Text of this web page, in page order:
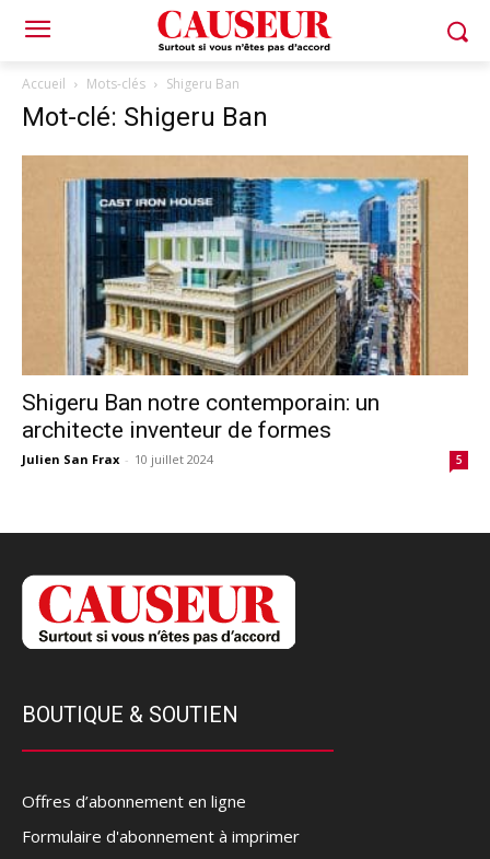
Accueil Mots-clés Shigeru Ban
Mot-clé: Shigeru Ban
Shigeru Ban notre contemporain: un
architecte inventeur de formes
Julien San Frax - 10 juillet 2024 5
BOUTIQUE & SOUTIEN
Offres d’abonnement en ligne
Formulaire d'abonnement à imprimer